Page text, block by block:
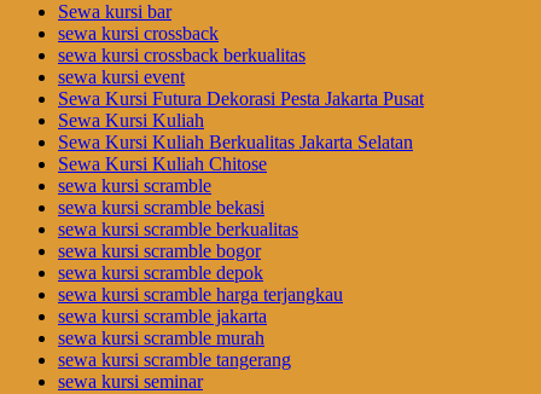
Sewa kursi bar
sewa kursi crossback
sewa kursi crossback berkualitas
sewa kursi event
Sewa Kursi Futura Dekorasi Pesta Jakarta Pusat
Sewa Kursi Kuliah
Sewa Kursi Kuliah Berkualitas Jakarta Selatan
Sewa Kursi Kuliah Chitose
sewa kursi scramble
sewa kursi scramble bekasi
sewa kursi scramble berkualitas
sewa kursi scramble bogor
sewa kursi scramble depok
sewa kursi scramble harga terjangkau
sewa kursi scramble jakarta
sewa kursi scramble murah
sewa kursi scramble tangerang
sewa kursi seminar